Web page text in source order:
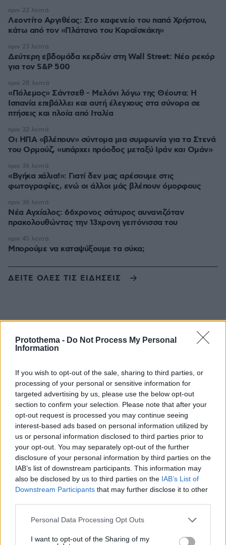
Protothema - Do Not Process My Personal
Information
If you wish to opt-out of the sale, sharing to third parties, or
processing of your personal or sensitive information for
targeted advertising by us, please use the below opt-out
section to confirm your selection. Please note that after your
opt-out request is processed you may continue seeing
interest-based ads based on personal information utilized by
us or personal information disclosed to third parties prior to
your opt-out. You may separately opt-out of the further
disclosure of your personal information by third parties on the
IAB’s list of downstream participants. This information may
also be disclosed by us to third parties on the IAB’s List of
Downstream Participants that may further disclose it to other
Please note that this website/app uses one or more Google
not limited to your visit or usage behaviour. You may click to
Personal Data Processing Opt Outs
I want to opt-out of the Sharing of my
Λεοντίτο Αργιθέας: Στο καφενείο του παπά Χρήστου,
κάτω από τον «Πλάτανο του Καραϊσκάκη»
πριν 22 λεπτά
Δεύτερη εβδομάδα κερδών στη Wall Street: Νέο ρεκόρ
για τον S&P 500
πριν 23 λεπτά
«Πόλεμος» Σάντσεθ - Μελόνι λόγω της Θέουτα: Η
Ισπανία επιβάλλει και αυτή έλεγχους στα σύνορα σε
πτήσεις και πλοία από Ιταλία
πριν 28 λεπτά
Οι ΗΠΑ «βλέπουν» σύντομα μια συμφωνία για τα Στενά
του Ορμούζ, «υπάρχει πρόοδος μεταξύ Ιράν και Ομάν»
πριν 32 λεπτά
«Βγήκα χάλια!»: Γιατί δεν μας αρέσουμε στις
φωτογραφίες, ενώ οι άλλοι μάς βλέπουν όμορφους
πριν 36 λεπτά
Νέα Αγχίαλος: 66χρονος σάτυρος αυνανιζόταν
πρακολουθώντας την 13χρονη γειτόνισσα του
πριν 36 λεπτά
Μπορούμε να καταψύξουμε τα σύκα;
πριν 45 λεπτά
ΔΕΙΤΕ ΟΛΕΣ ΤΙΣ ΕΙΔΗΣΕΙΣ
ΤΑ ΠΙΟ ΔΗΜΟΦΙΛΗ